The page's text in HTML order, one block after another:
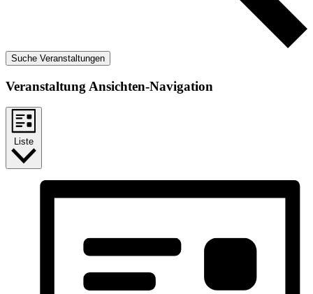
Suche Veranstaltungen
Veranstaltung Ansichten-Navigation
Liste